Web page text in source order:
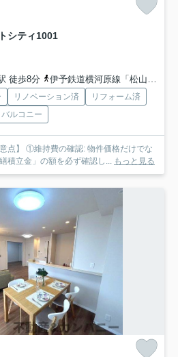
シティ1001
徒歩8分
伊予鉄道横河原線「松山市」駅 徒歩14分
リノベーション済
リフォーム済
バルコニー
点】 ①維持費の確認: 物件価格だけでな
積立金」の額を必ず確認し... もっと見る